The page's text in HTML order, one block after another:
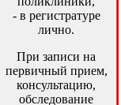
- в регистратуре
лично.
При записи на
первичный прием,
консультацию,
обследование